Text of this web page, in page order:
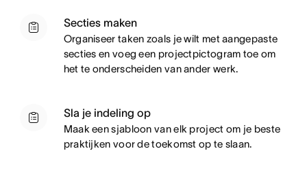
Secties maken
Organiseer taken zoals je wilt met aangepaste
secties en voeg een projectpictogram toe om
het te onderscheiden van ander werk.
Sla je indeling op
Maak een sjabloon van elk project om je beste
praktijken voor de toekomst op te slaan.